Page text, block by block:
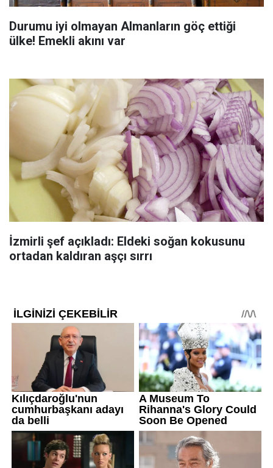
Durumu iyi olmayan Almanların göç ettiği
ülke! Emekli akını var
İzmirli şef açıkladı: Eldeki soğan kokusunu
ortadan kaldıran aşçı sırrı